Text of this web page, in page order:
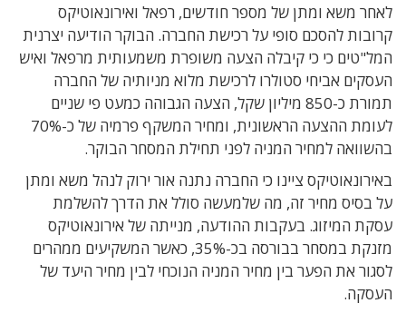
לאחר משא ומתן של מספר חודשים, רפאל ואירונאוטיקס
קרובות להסכם סופי על רכישת החברה. הבוקר הודיעה יצרנית
המל"טים כי כי קיבלה הצעה משופרת משמעותית מרפאל ואיש
העסקים אביחי סטולרו לרכישת מלוא מניותיה של החברה
תמורת כ-850 מיליון שקל, הצעה הגבוהה כמעט פי שניים
לעומת ההצעה הראשונית, ומחיר המשקף פרמיה של כ-70%
בהשוואה למחיר המניה לפני תחילת המסחר הבוקר.
באירונאוטיקס ציינו כי החברה נתנה אור ירוק לנהל משא ומתן
על בסיס מחיר זה, מה שלמעשה סולל את הדרך להשלמת
עסקת המיזוג. בעקבות ההודעה, מנייתה של אירונאוטיקס
מזנקת במסחר בבורסה בכ-35%, כאשר המשקיעים ממהרים
לסגור את הפער בין מחיר המניה הנוכחי לבין מחיר היעד של
העסקה.